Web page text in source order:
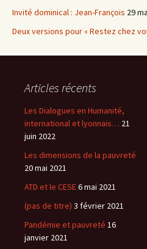
Invité dominical : Jean-François 29
Deux versions pour « Restez chez
Articles récents
Les Dialogues en Humanité,
international et lyonnais… 21
juin 2022
Les dimensions de la pauvreté
20 mai 2021
ATD et le CESE6 mai 2021
(pas de titre) 3 février 2021
Pandémie et pauvreté 16
janvier 2021